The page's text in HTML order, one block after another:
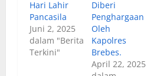
Hari Lahir
Pancasila
Juni 2, 2025
dalam "Berita
Terkini"
Diberi
Penghargaan
Oleh
Kapolres
Brebes.
April 22, 2025